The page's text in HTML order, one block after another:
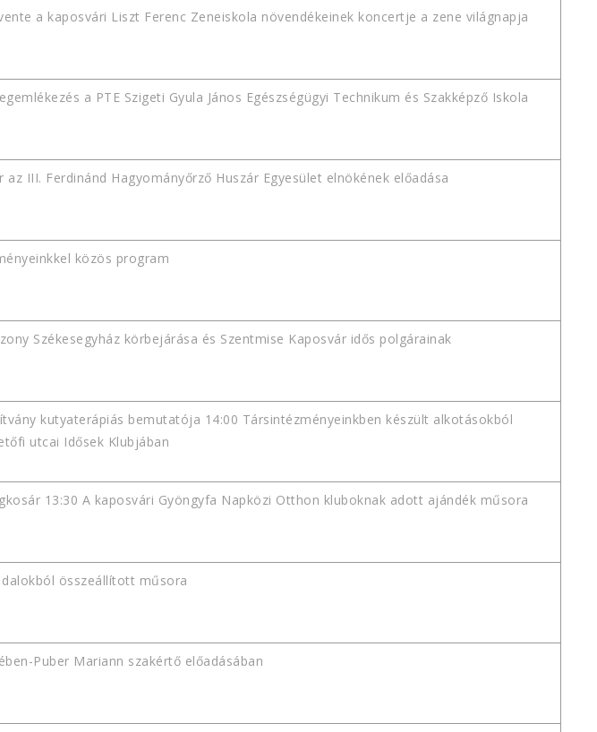
a kaposvári Liszt Ferenc Zeneiskola növendékeinek koncertje a zene világnapja
a PTE Szigeti Gyula János Egészségügyi Technikum és Szakképző Iskola
III. Ferdinánd Hagyományőrző Huszár Egyesület elnökének előadása
közös program
Székesegyház körbejárása és Szentmise Kaposvár idős polgárainak
kutyaterápiás bemutatója 14:00 Társintézményeinkben készült alkotásokból
utcai Idősek Klubjában
13:30 A kaposvári Gyöngyfa Napközi Otthon kluboknak adott ajándék műsora
összeállított műsora
Puber Mariann szakértő előadásában